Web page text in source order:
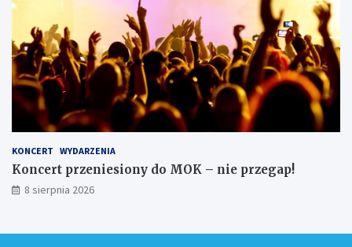
KONCERT WYDARZENIA
Koncert przeniesiony do MOK – nie przegap!
8 sierpnia 2026